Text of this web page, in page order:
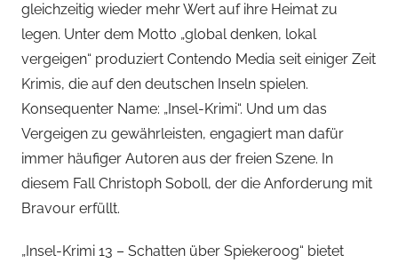
r
s
p
i
e
l
k
a
e
gleichzeitig wieder mehr Wert auf ihre Heimat zu
legen. Unter dem Motto „global denken, lokal
vergeigen“ produziert Contendo Media seit einiger Zeit
Krimis, die auf den deutschen Inseln spielen.
Konsequenter Name: „Insel-Krimi“. Und um das
Vergeigen zu gewährleisten, engagiert man dafür
immer häufiger Autoren aus der freien Szene. In
diesem Fall Christoph Soboll, der die Anforderung mit
Bravour erfüllt.
„Insel-Krimi 13 – Schatten über Spiekeroog“ bietet